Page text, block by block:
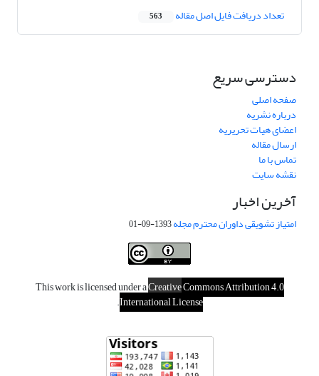
تعداد دریافت فایل اصل مقاله 563
دسترسی سریع
صفحه اصلی
درباره نشریه
اعضای هیات تحریریه
ارسال مقاله
تماس با ما
نقشه سایت
آخرین اخبار
امتیاز تشویقی داوران محترم مجله1393-09-01
This work is licensed under aCreativeCommons Attribution 4.0
International License
.